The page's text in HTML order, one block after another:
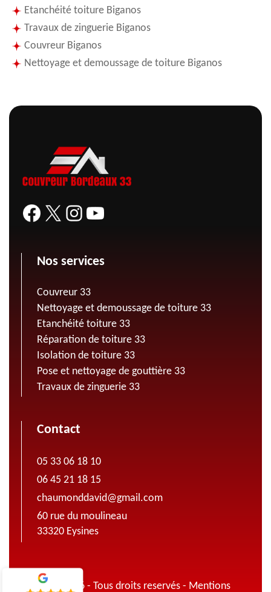
Etanchéité toiture Biganos
Travaux de zinguerie Biganos
Couvreur Biganos
Nettoyage et demoussage de toiture Biganos
Nos services
Couvreur 33
Nettoyage et demoussage de toiture 33
Etanchéité toiture 33
Réparation de toiture 33
Isolation de toiture 33
Pose et nettoyage de gouttière 33
Travaux de zinguerie 33
Contact
05 33 06 18 10
06 45 21 18 15
chaumonddavid@gmail.com
60 rue du moulineau
33320 Eysines
© 2022 - 2026 - Tous droits reservés - Mentions